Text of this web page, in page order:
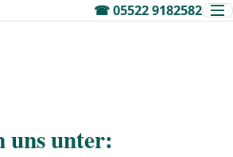
☎05522 9182582
uns unter: